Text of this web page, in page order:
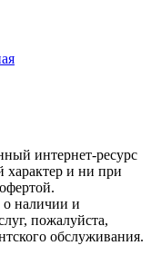
интернет-ресурс
и ни при
наличии и
пожалуйста,
обслуживания.